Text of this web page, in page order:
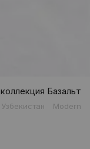
коллекция Базальт
Узбекистан Modern